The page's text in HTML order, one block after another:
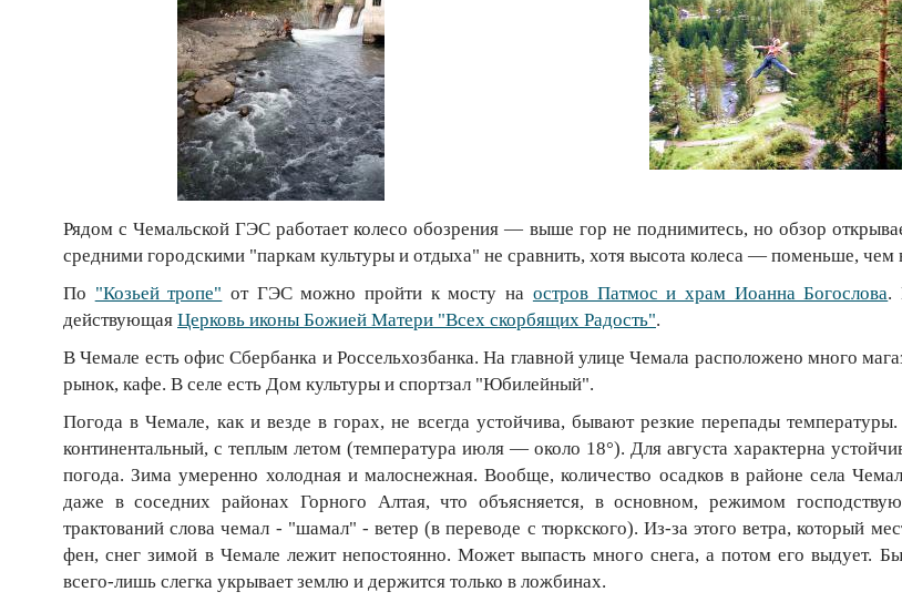
Рядом с Чемальской ГЭС работает колесо обозрения — выше гор не поднимитесь, но обзор
средними городскими "паркам культуры и отдыха" не сравнить, хотя высота колеса — поменьше, чем
По "Козьей тропе" от ГЭС можно пройти к мосту на остров Патмос и храм Иоанна Богослова.
действующая Церковь иконы Божией Матери "Всех скорбящих Радость".
В Чемале есть офис Сбербанка и Россельхозбанка. На главной улице Чемала расположено много
рынок, кафе. В селе есть Дом культуры и спортзал "Юбилейный".
Погода в Чемале, как и везде в горах, не всегда устойчива, бывают резкие перепады
континентальный, с теплым летом (температура июля — около 18°). Для августа характерна
погода. Зима умеренно холодная и малоснежная. Вообще, количество осадков в районе села
даже в соседних районах Горного Алтая, что объясняется, в основном, режимом
трактований слова чемал - "шамал" - ветер (в переводе с тюркского). Из-за этого ветра, который
фен, снег зимой в Чемале лежит непостоянно. Может выпасть много снега, а потом его выдует.
всего-лишь слегка укрывает землю и держится только в ложбинах.